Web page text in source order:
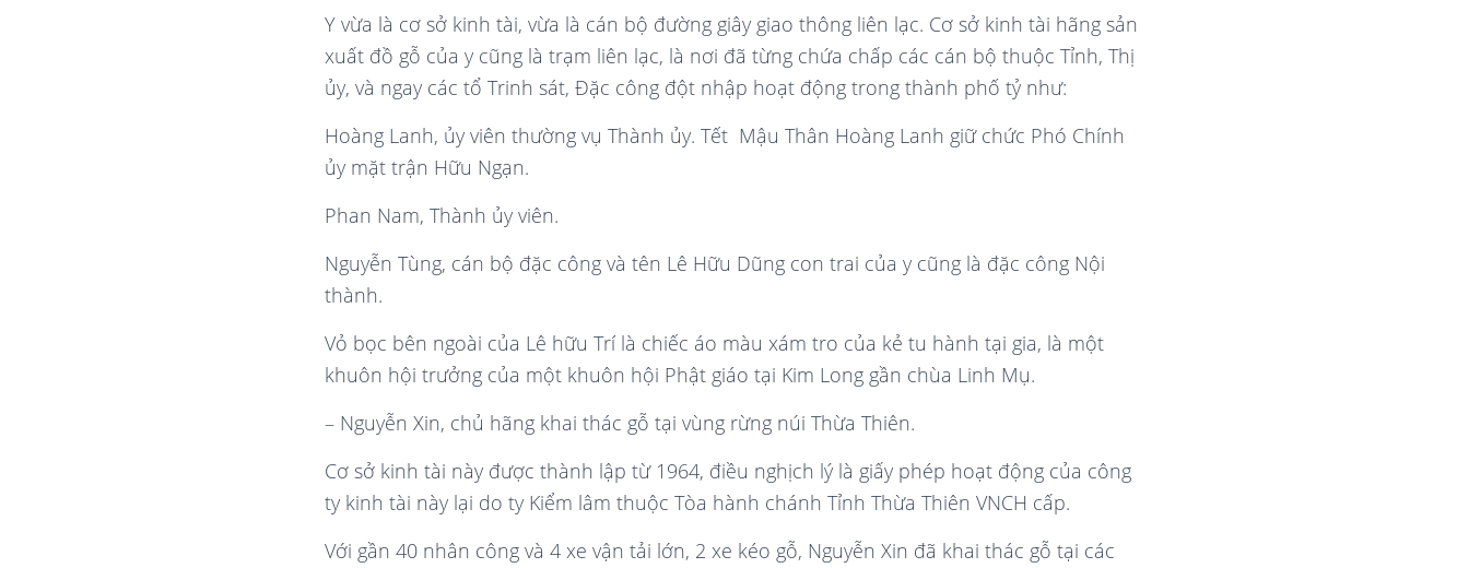
Y vừa là cơ sở kinh tài, vừa là cán bộ đường giây giao thông liên lạc. Cơ sở kinh tài hãng sản
xuất đồ gỗ của y cũng là trạm liên lạc, là nơi đã từng chứa chấp các cán bộ thuộc Tỉnh, Thị
ủy, và ngay các tổ Trinh sát, Đặc công đột nhập hoạt động trong thành phố tỷ như:
Hoàng Lanh, ủy viên thường vụ Thành ủy. Tết Mậu Thân Hoàng Lanh giữ chức Phó Chính
ủy mặt trận Hữu Ngạn.
Phan Nam, Thành ủy viên.
Nguyễn Tùng, cán bộ đặc công và tên Lê Hữu Dũng con trai của y cũng là đặc công Nội
thành.
Vỏ bọc bên ngoài của Lê hữu Trí là chiếc áo màu xám tro của kẻ tu hành tại gia, là một
khuôn hội trưởng của một khuôn hội Phật giáo tại Kim Long gần chùa Linh Mụ.
– Nguyễn Xin, chủ hãng khai thác gỗ tại vùng rừng núi Thừa Thiên.
Cơ sở kinh tài này được thành lập từ 1964, điều nghịch lý là giấy phép hoạt động của công
ty kinh tài này lại do ty Kiểm lâm thuộc Tòa hành chánh Tỉnh Thừa Thiên VNCH cấp.
Với gần 40 nhân công và 4 xe vận tải lớn, 2 xe kéo gỗ, Nguyễn Xin đã khai thác gỗ tại các